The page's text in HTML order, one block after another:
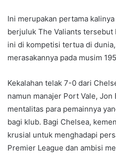
Ini merupakan pertama
berjuluk The Valiants
ini di kompetisi tertua di
merasakannya pada musim
Kekalahan telak 7-0 dari
namun manajer Port Vale, Jon
mentalitas para pemainnya
bagi klub. Bagi Chelsea,
krusial untuk menghadapi
Premier League dan ambisi